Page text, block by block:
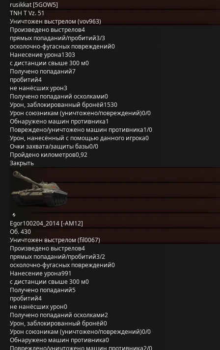
rusikkat [5GOW5]
TNH T Vz. 51
Уничтожен выстрелом (vov963)
Произведено выстрелов4
прямых попаданий/пробитий3/3
осколочно-фугасных повреждений0
Нанесение урона1303
с дистанции свыше 300 м0
Получено попаданий7
пробитий4
не нанёсших урон3
Получено попаданий осколками0
Урон, заблокированный бронёй1530
Урон союзникам (уничтожено/повреждений)0/0
Обнаружено машин противника1
Повреждено/уничтожено машин противника1/0
Урон, нанесённый с помощью данного игрока0
Очки захвата/защиты базы0/0
Пройдено километров0,92
Закрыть
Egor100204_2014 [-AM12]
Об. 430
Уничтожен выстрелом (fil0067)
Произведено выстрелов4
прямых попаданий/пробитий3/2
осколочно-фугасных повреждений0
Нанесение урона991
с дистанции свыше 300 м0
Получено попаданий5
пробитий4
не нанёсших урон0
Получено попаданий осколками2
Урон, заблокированный бронёй0
Урон союзникам (уничтожено/повреждений)0/0
Обнаружено машин противника0
Повреждено/уничтожено машин противника2/0